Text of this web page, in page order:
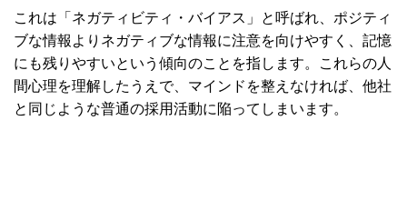
これは「ネガティビティ・バイアス」と呼ばれ、ポジティ
ブな情報よりネガティブな情報に注意を向けやすく、記憶
にも残りやすいという傾向のことを指します。これらの人
間心理を理解したうえで、マインドを整えなければ、他社
と同じような普通の採用活動に陥ってしまいます。